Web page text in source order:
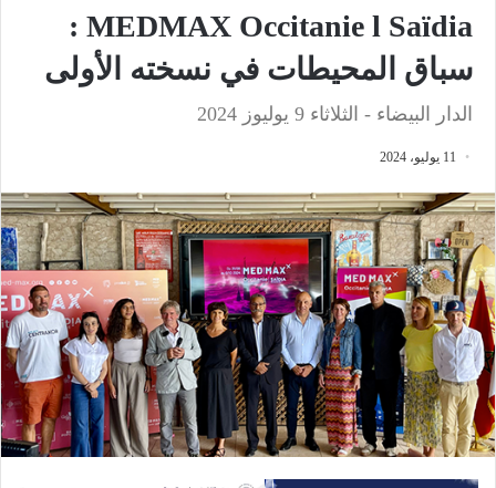
MEDMAX Occitanie l Saïdia :
سباق المحيطات في نسخته الأولى
الدار البيضاء - الثلاثاء 9 يوليوز 2024
11 يوليو، 2024